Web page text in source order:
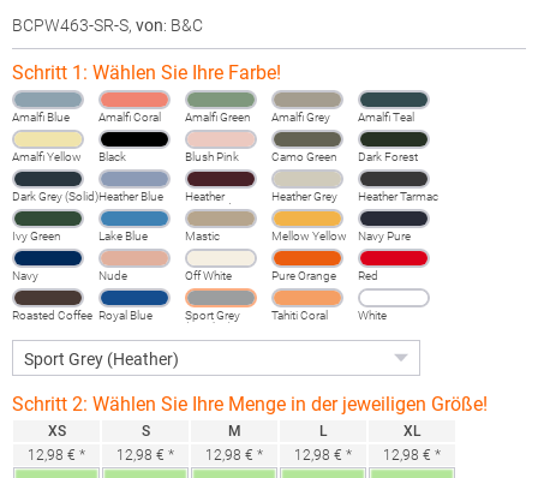
BCPW463-SR-S, von: B&C
Schritt 1: Wählen Sie Ihre Farbe!
Amalfi Blue Amalfi Coral Amalfi Green Amalfi Grey Amalfi Teal
Amalfi Yellow Black Blush Pink Camo Green Dark Forest
Dark Grey (Solid)Heather Blue
Heather
Burgundy
Heather Grey
Fog
Heather Tarmac
Ivy Green Lake Blue Mastic Mellow Yellow Navy Pure
Navy Nude Off White Pure Orange Red
Roasted Coffee Royal Blue
Sport Grey
(Heather)
Tahiti Coral White
Schritt 2: Wählen Sie Ihre Menge in der jeweiligen Größe!
XS
12,98 € *
S
12,98 € *
M
12,98 € *
L
12,98 € *
XL
12,98 € *